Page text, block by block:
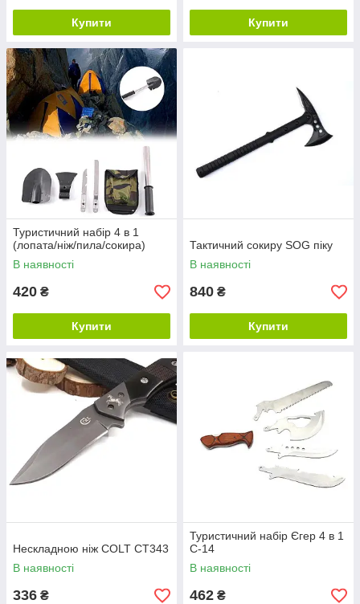
Купити Купити
Туристичний набір 4 в 1
(лопата/ніж/пила/сокира)
В наявності
420 ₴
Купити
Тактичний сокиру SOG піку
В наявності
840 ₴
Купити
Нескладною ніж COLT CT343
В наявності
336 ₴
Туристичний набір Єгер 4 в 1
C-14
В наявності
462 ₴